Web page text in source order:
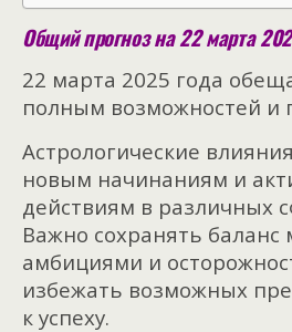
Общий прогноз на 22 марта
22 марта 2025 года
полным возможностей и
Астрологические
новым начинаниям и
действиям в различных
Важно сохранять баланс
амбициями и
избежать возможных
к успеху.